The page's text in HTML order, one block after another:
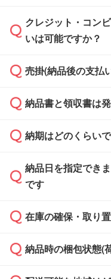
通常、翌営業日ま
雑状況によっては
依頼いただいた場
クレジット・コン
いは可能ですか？
銀行振込のみのご
売掛(納品後の支払
基本的には先入金
どの場合は、月末
また、卒業・卒園
校や幼稚園・保育
ご希望の際は担当
ください。
納品書と領収書は
納品書・領収書は
ず、通常はPDFデ
ます。
たは注文フォーム
納期はどのくらい
・印刷する場合
ご入金、イメー
ご入金確認後、1
納品日を指定でき
です
ご希望の納期があ
い。
在庫の確保・取り
ご入金確認後に在
納品時の梱包状態(